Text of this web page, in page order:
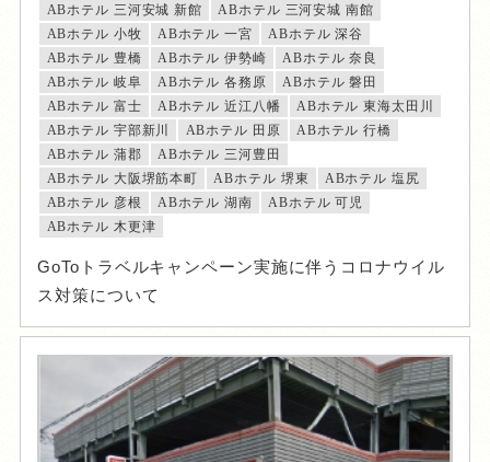
ABホテル 三河安城 新館
ABホテル 三河安城 南館
ABホテル 小牧
ABホテル 一宮
ABホテル 深谷
ABホテル 豊橋
ABホテル 伊勢崎
ABホテル 奈良
ABホテル 岐阜
ABホテル 各務原
ABホテル 磐田
ABホテル 富士
ABホテル 近江八幡
ABホテル 東海太田川
ABホテル 宇部新川
ABホテル 田原
ABホテル 行橋
ABホテル 蒲郡
ABホテル 三河豊田
ABホテル 大阪堺筋本町
ABホテル 堺東
ABホテル 塩尻
ABホテル 彦根
ABホテル 湖南
ABホテル 可児
ABホテル 木更津
GoToトラベルキャンペーン実施に伴うコロナウイル
ス対策について